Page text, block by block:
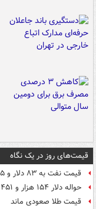
قیمت‌های روز در یک نگاه
قیمت نفت به ۸۳ دلار و ۵۵ سنت در هر بشکه رسید
حواله دلار ۱۵۴ هزار و ۴۵۱ تومان شد
قیمت طلا صعودی ماند